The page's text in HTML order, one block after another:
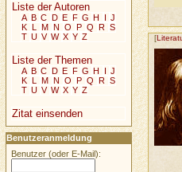
[
Liste der Autoren
A B C D E F G H I J
K L M N O P Q R S
T U V W X Y Z
Liste der Themen
A B C D E F G H I J
K L M N O P Q R S
T U V W X Y Z
Zitat einsenden
Benutzeranmeldung
Benutzer (oder E-Mail):